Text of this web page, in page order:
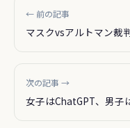
← 前の記事
マスクvsアルトマン裁
うなる？
次の記事 →
女子はChatGPT、男子
が広告に刺さる理由